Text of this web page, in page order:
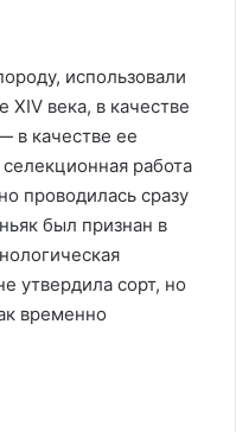
использовали
XIV века, в качестве
в качестве ее
работа
проводилась сразу
был признан в
утвердила сорт, но
временно